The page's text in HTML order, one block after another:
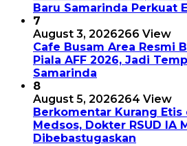
Baru Samarinda Perkuat
7
August 3, 2026266 View
Cafe Busam Area Resmi
Piala AFF 2026, Jadi
Samarinda
8
August 5, 2026264 View
Berkomentar Kurang Etis
Medsos, Dokter RSUD IA
Dibebastugaskan